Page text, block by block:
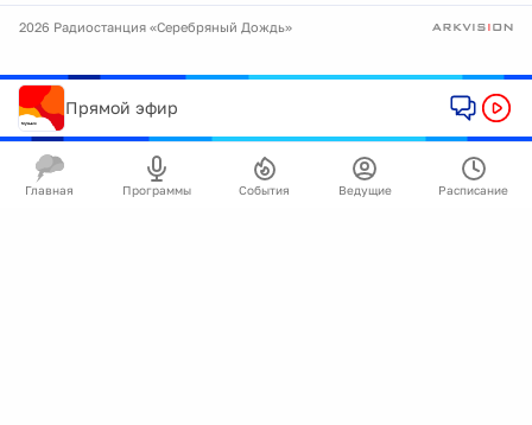
2026 Радиостанция «Серебряный Дождь»
Прямой эфир
Главная Программы События Ведущие Расписание